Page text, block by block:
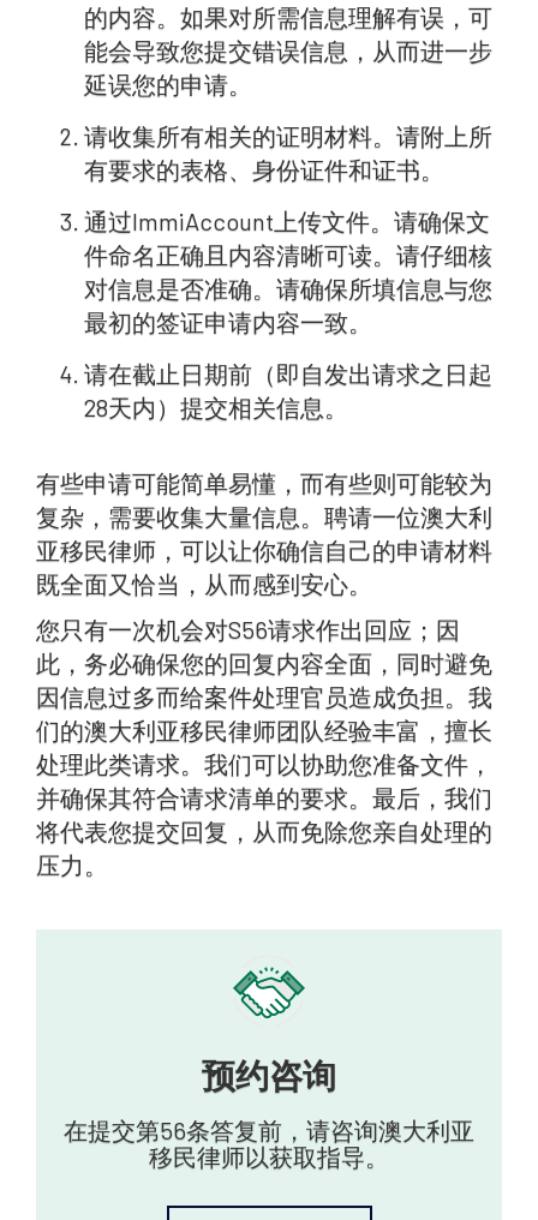
的内容。如果对所需信息理解有误，可
能会导致您提交错误信息，从而进一步
延误您的申请。
请收集所有相关的证明材料。请附上所
有要求的表格、身份证件和证书。
通过ImmiAccount上传文件。请确保文
件命名正确且内容清晰可读。请仔细核
对信息是否准确。请确保所填信息与您
最初的签证申请内容一致。
请在截止日期前（即自发出请求之日起
28天内）提交相关信息。
有些申请可能简单易懂，而有些则可能较为
复杂，需要收集大量信息。聘请一位澳大利
亚移民律师，可以让你确信自己的申请材料
既全面又恰当，从而感到安心。
您只有一次机会对S56请求作出回应；因
此，务必确保您的回复内容全面，同时避免
因信息过多而给案件处理官员造成负担。我
们的澳大利亚移民律师团队经验丰富，擅长
处理此类请求。我们可以协助您准备文件，
并确保其符合请求清单的要求。最后，我们
将代表您提交回复，从而免除您亲自处理的
压力。
预约咨询‍
在提交第56条答复前，请咨询澳大利亚
移民律师以获取指导。